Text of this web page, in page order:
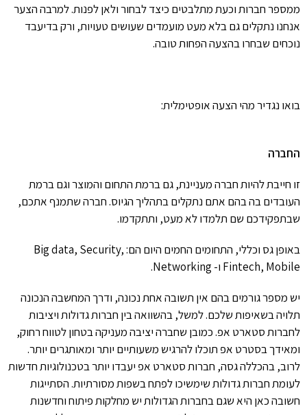
ממספר חברות וכעת מתלבטים כיצד לבחור ולאן לפנות. למרבה הצער
אנחנו נתקלים גם בלא מעט מועמדים שעושים טעויות, ורק בדיעבד
נוכחים שבחרו בהצעה הפחות טובה.
בואו נגדיר מהי הצעה אופטימלית:
החברה
זו חייבת להיות חברה מעניינת, גם ברמת התחום והמוצר וגם ברמת
העובדים בה בהם אתם נתקלים בתהליך הגיוס. חברה שתמנף אתכם,
שבתפקידכם שם תלמדו לא מעט, ותתקדמו.
באופן גס וכללי, התחומים החמים היום הם:Big data, Security,
Fintech, Mobile ו- Networking
.
יש מספר גורמים בהם אין תשובה אחת נכונה, ודרך המחשבה הנכונה
תלויה בשאיפות שלכם. למשל, בהשוואה בין חברות גדולות ויציבות
לחברות סטארט אפ. כמובן שחברה יציבה מעניקה בטחון לטווח רחוק,
ומאידך בסטרט אפ תוכלו להרגיש משעותיים יותר ומאותגרים יותר.
לרוב, בהכללה גסה, חברות סטארט אפ יעבדו יותר בטכנולוגיות חדשות
לעומת חברות גדולות שימשיכו לפתח בשפות מסורתיות. הסתייגות
חשובה כאן היא שגם בחברות הגדולות יש מחלקות פיתוח וחדשנות